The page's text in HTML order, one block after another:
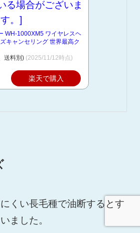
WH-1000XM5 ワイヤレスヘ
キャンセリング 世界最高ク
送料別) (2025/11/12時点)
楽天で購入
くい長毛種で油断するとす
ました。